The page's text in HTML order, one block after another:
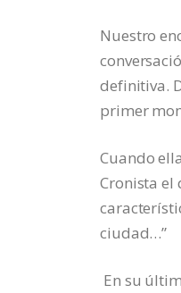
Nuestro
definitiva.
primer
Cuando
Cronista el
ciudad…”
En su